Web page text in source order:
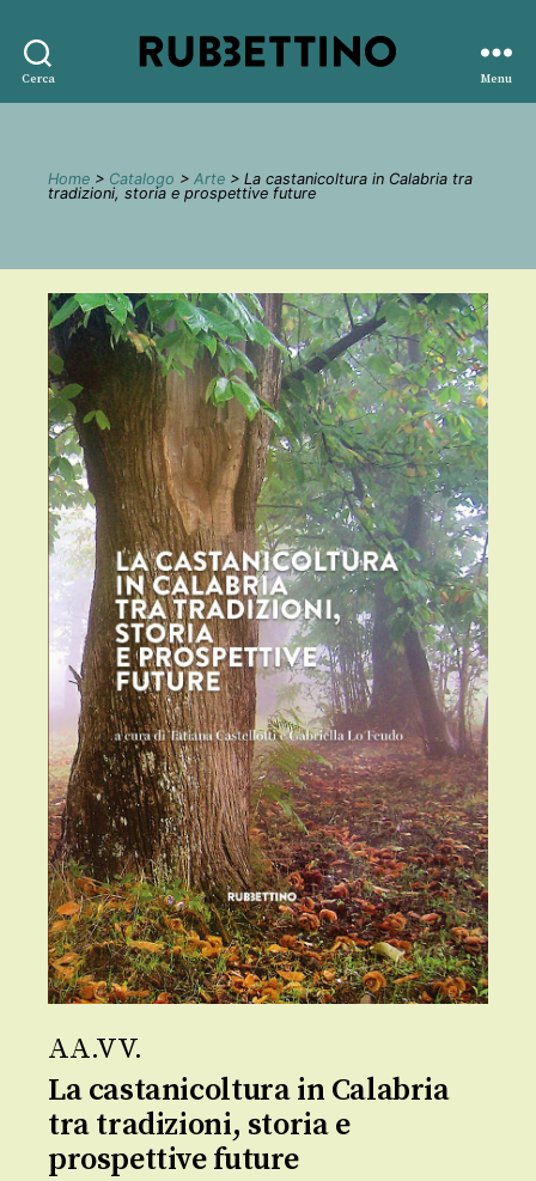
Cerca
editore
Menu
Home > Catalogo > Arte > La castanicoltura in Calabria tra
tradizioni, storia e prospettive future
🔍
AA.VV.
La castanicoltura in Calabria
tra tradizioni, storia e
prospettive future